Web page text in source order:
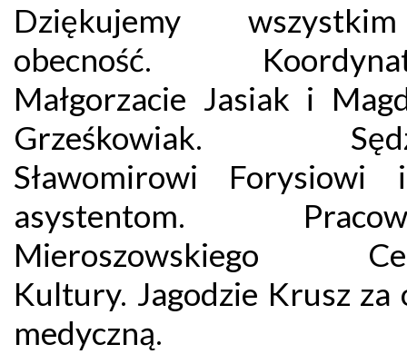
Dziękujemy
obecność.
Małgorzacie Jasiak i
Grześkowiak.
Sławomirowi Forysiowi
asystentom.
Mieroszowskiego
Kultury. Jagodzie Krusz za
medyczną.